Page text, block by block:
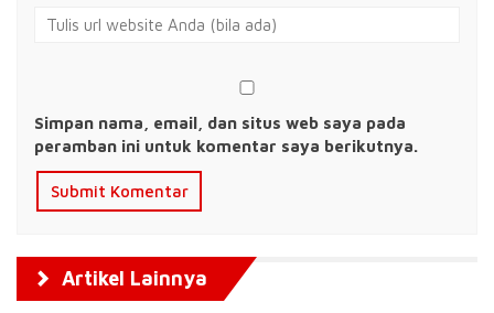
Simpan nama, email, dan situs web saya pada
peramban ini untuk komentar saya berikutnya.
Artikel Lainnya